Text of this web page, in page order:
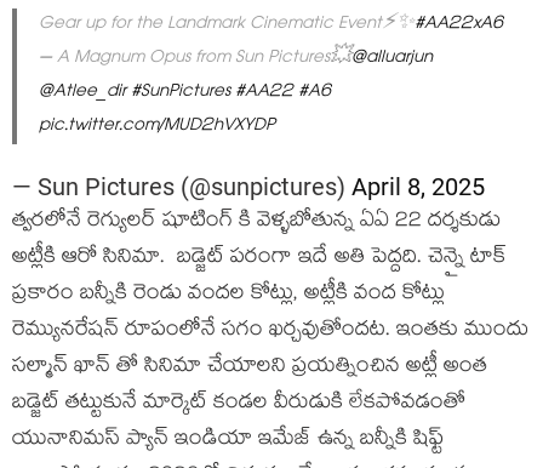
Gear up for the Landmark Cinematic Event⚡✨#AA22xA6
– A Magnum Opus from Sun Pictures💥@alluarjun
@Atlee_dir#SunPictures#AA22#A6
pic.twitter.com/MUD2hVXYDP
— Sun Pictures (@sunpictures) April 8, 2025
త్వరలోనే రెగ్యులర్ షూటింగ్ కి వెళ్ళబోతున్న ఏఏ 22 దర్శకుడు
అట్లీకి ఆరో సినిమా. బడ్జెట్ పరంగా ఇదే అతి పెద్దది. చెన్నై టాక్
ప్రకారం బన్నీకి రెండు వందల కోట్లు, అట్లీకి వంద కోట్లు
రెమ్యునరేషన్ రూపంలోనే సగం ఖర్చవుతోందట. ఇంతకు ముందు
సల్మాన్ ఖాన్ తో సినిమా చేయాలని ప్రయత్నించిన అట్లీ అంత
బడ్జెట్ తట్టుకునే మార్కెట్ కండల వీరుడుకి లేకపోవడంతో
యునానిమస్ ప్యాన్ ఇండియా ఇమేజ్ ఉన్న బన్నీకి షిఫ్ట్